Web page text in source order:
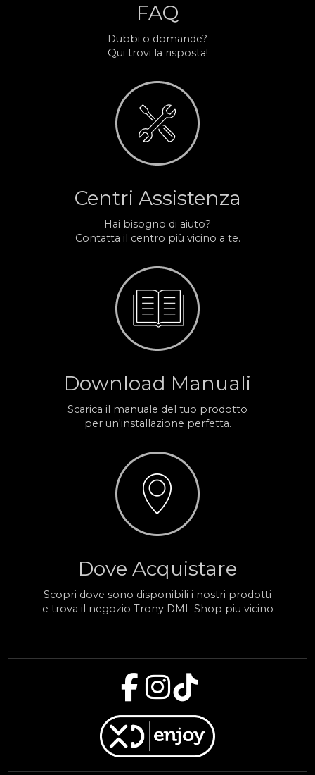
FAQ
Dubbi o domande?
Qui trovi la risposta!
Centri Assistenza
Hai bisogno di aiuto?
Contatta il centro più vicino a te.
Download Manuali
Scarica il manuale del tuo prodotto
per un'installazione perfetta.
Dove Acquistare
Scopri dove sono disponibili i nostri prodotti
e trova il negozio Trony DML Shop piu vicino